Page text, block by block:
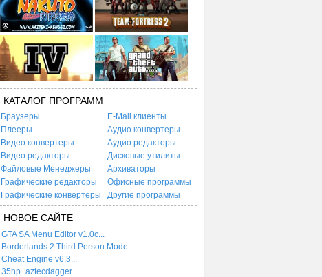
КАТАЛОГ ПРОГРАММ
Браузеры
E-Mail клиенты
Плееры
Аудио конвертеры
Видео конвертеры
Аудио редакторы
Видео редакторы
Дисковые утилиты
Файловые Менеджеры
Архиваторы
Графические редакторы
Офисные программы
Графические конвертеры
Другие программы
НОВОЕ САЙТЕ
GTA SA Menu Editor v1.0c...
Borderlands 2 Third Person Mode...
Cheat Engine v6.3...
35hp_aztecdagger...